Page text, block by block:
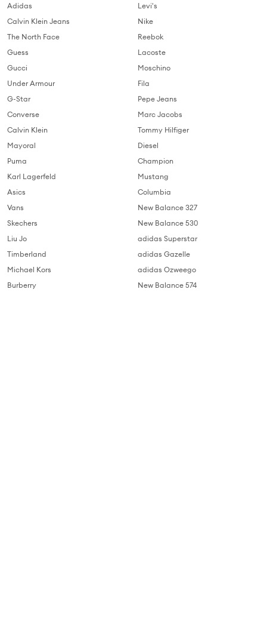
Adidas
Calvin Klein Jeans
The North Face
Guess
Gucci
Under Armour
G-Star
Converse
Calvin Klein
Mayoral
Puma
Karl Lagerfeld
Asics
Vans
Skechers
Liu Jo
Timberland
Michael Kors
Burberry
Levi's
Nike
Reebok
Lacoste
Moschino
Fila
Pepe Jeans
Marc Jacobs
Tommy Hilfiger
Diesel
Champion
Mustang
Columbia
New Balance 327
New Balance 530
adidas Superstar
adidas Gazelle
adidas Ozweego
New Balance 574